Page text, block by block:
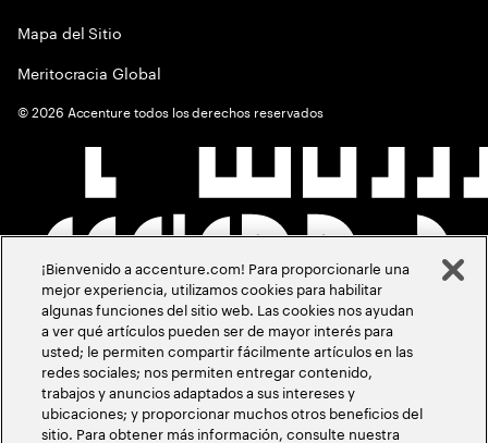
Mapa del Sitio
Meritocracia Global
©2026 Accenture todos los derechos reservados
¡Bienvenido a accenture.com! Para proporcionarle una
mejor experiencia, utilizamos cookies para habilitar
algunas funciones del sitio web. Las cookies nos ayudan
a ver qué artículos pueden ser de mayor interés para
usted; le permiten compartir fácilmente artículos en las
redes sociales; nos permiten entregar contenido,
trabajos y anuncios adaptados a sus intereses y
ubicaciones; y proporcionar muchos otros beneficios del
sitio. Para obtener más información, consulte nuestra